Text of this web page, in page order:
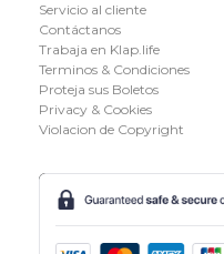
Servicio al cliente
Contáctanos
Trabaja en Klap.life
Terminos & Condiciones
Proteja sus Boletos
Privacy & Cookies
Violacion de Copyright